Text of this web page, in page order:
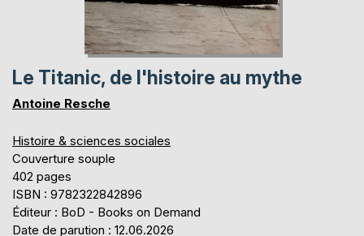
Le Titanic, de l'histoire au mythe
Antoine Resche
Histoire & sciences sociales
Couverture souple
402 pages
ISBN : 9782322842896
Éditeur : BoD - Books on Demand
Date de parution : 12.06.2026